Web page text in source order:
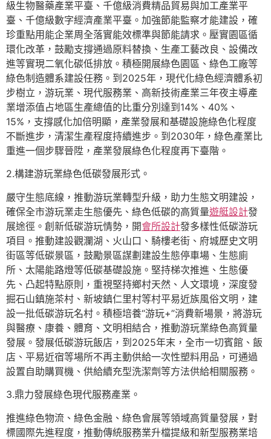
級生物醫藥產業平臺、千億級消費精品貿易與加工產業平
臺、千億級數字經濟產業平臺。加強節能監察才能建設，確
珍重點用能企業周全落實能效標準與節能請求。壓實園區循
環化改革，鼓勵支撐通過原料替換、生產工藝改良、設備改
進等實現二氧化碳低排放。積極開展綠色園區、綠色工廠等
綠色制造體系建設任務。到2025年，現代化綠色經濟體系初
步樹立，游玩業、現代服務業、高新技術產業三年夜主導產
業增添值占地區生產總值的比重分別達到14%、40%、
15%，支撐感化加倍明顯，產業發展和基礎設施綠色化程度
不斷進步，清潔生產程度持續進步。到2030年，綠色產業比
重進一個步驟晉陞，產業發展綠色化程度再下臺階。
2.構建游玩業綠色低碳發展形式。
嚴守生態底線，推動游玩業轉型升級，助力生態文明建設，
確保全市游玩業走生態優先、綠色低碳的高質量遊艇設計發
展途徑。創新低碳游玩情勢，開會所設計發多樣性低碳游玩
項目。推動建設觀瀾湖、火山口、騎樓老街、府城歷史文明
街區等低碳景區，鼓勵景區謀劃建設生態停車場、生態廁
所、太陽能路燈等低碳基礎設施。堅持梯次推進、生態優
先、凸起特點原則，重視堅持鄉村天然、人文環境，深度發
掘石山鎮施茶村、新坡鎮仁里村等村平易近族風俗文明，建
設一批低碳游玩名村。積極培養“游玩+”消費新場景，將游玩
與醫療、康養、體育、文明相結合，推動游玩業綠色高質量
發展。發展低碳游玩飯店，到2025年末，全市一切賓館、飯
店、平易近宿等場所不再主動供給一次性塑料用品，可通過
設置自助購買機、供給續充型洗潔劑等方法供給相關服務。
3.鼎力發展綠色現代服務產業。
推進綠色物流、綠色金融、綠色會展等領域高質量發展，對
標國際先進程度，推動傳統服務業升檔提級和新型服務業培